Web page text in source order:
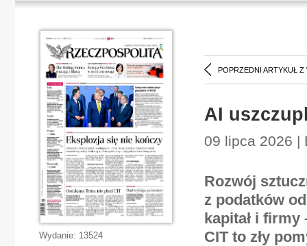
POPRZEDNI ARTYKUŁ Z
AI
09 lipca 2026 |
Rozwój
z podatków
kapitał i
CIT to zły
Wydanie: 13524